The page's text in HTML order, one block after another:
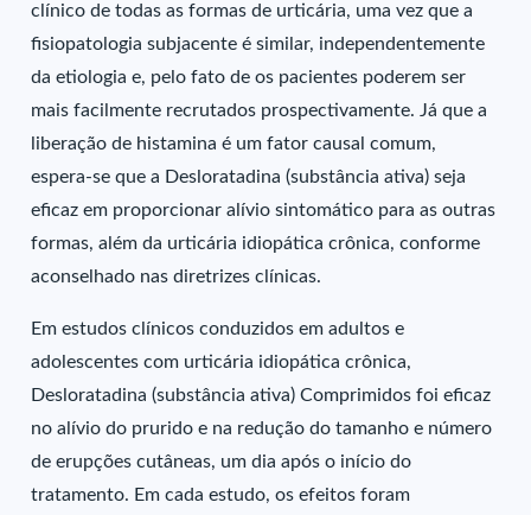
clínico de todas as formas de urticária, uma vez que a
fisiopatologia subjacente é similar, independentemente
da etiologia e, pelo fato de os pacientes poderem ser
mais facilmente recrutados prospectivamente. Já que a
liberação de histamina é um fator causal comum,
espera-se que a Desloratadina (substância ativa) seja
eficaz em proporcionar alívio sintomático para as outras
formas, além da urticária idiopática crônica, conforme
aconselhado nas diretrizes clínicas.
Em estudos clínicos conduzidos em adultos e
adolescentes com urticária idiopática crônica,
Desloratadina (substância ativa) Comprimidos foi eficaz
no alívio do prurido e na redução do tamanho e número
de erupções cutâneas, um dia após o início do
tratamento. Em cada estudo, os efeitos foram